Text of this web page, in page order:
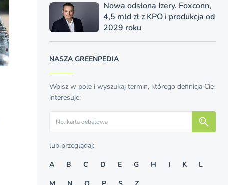
Nowa odsłona Izery. Foxconn,
4,5 mld zł z KPO i produkcja od
2029 roku
NASZA GREENPEDIA
Wpisz w pole i wyszukaj termin, którego definicja Cię
interesuje:
lub przeglądaj:
A
B C D E G H I K
L